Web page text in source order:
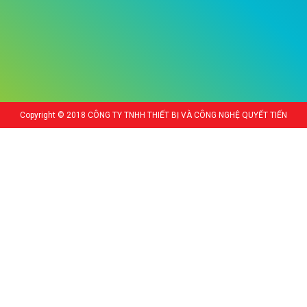
Copyright © 2018 CÔNG TY TNHH THIẾT BỊ VÀ CÔNG NGHỆ QUYẾT TIẾN